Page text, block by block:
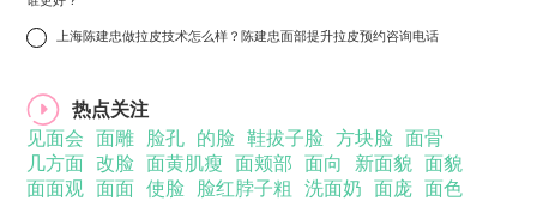
10 上海陈建忠做拉皮技术怎么样？陈建忠面部提升拉皮预约咨询电话
热点关注
见面会
面雕 脸孔 的脸 鞋拔子脸 方块脸
面骨
几方面
改脸 面黄肌瘦 面颊部 面向 新面貌
面貌
面面观
面面 使脸 脸红脖子粗 洗面奶 面庞
面色